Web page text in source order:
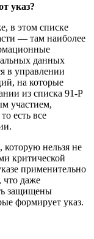
указ?
в этом списке
— там наиболее
данных
в управлении
на которые
из списка 91-Р
участием,
есть все
которую нельзя не
критической
применительно
что даже
защищены
формирует указ.